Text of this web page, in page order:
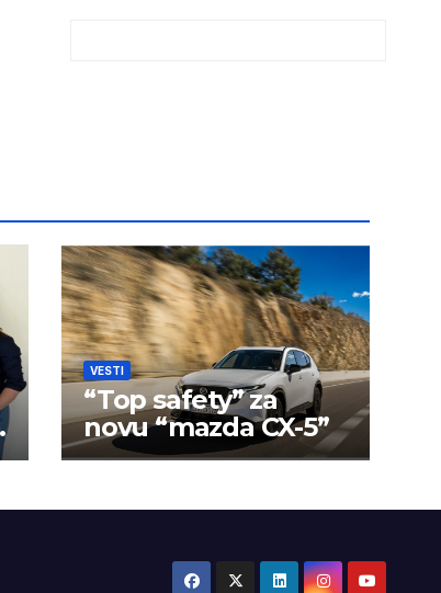
VESTI
“Top safety” za
novu “mazda CX-5”